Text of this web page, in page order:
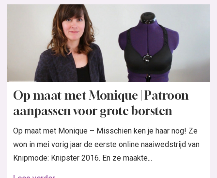
Op maat met Monique | Patroon
aanpassen voor grote borsten
Op maat met Monique – Misschien ken je haar nog! Ze
won in mei vorig jaar de eerste online naaiwedstrijd van
Knipmode: Knipster 2016. En ze maakte...